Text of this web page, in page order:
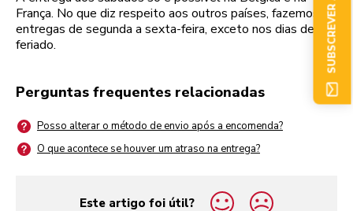
França. No que diz respeito aos outros países, fazemos
entregas de segunda a sexta-feira, exceto nos dias de
feriado.
Perguntas frequentes relacionadas
Posso alterar o método de envio após a encomenda?
O que acontece se houver um atraso na entrega?
Este artigo foi útil?